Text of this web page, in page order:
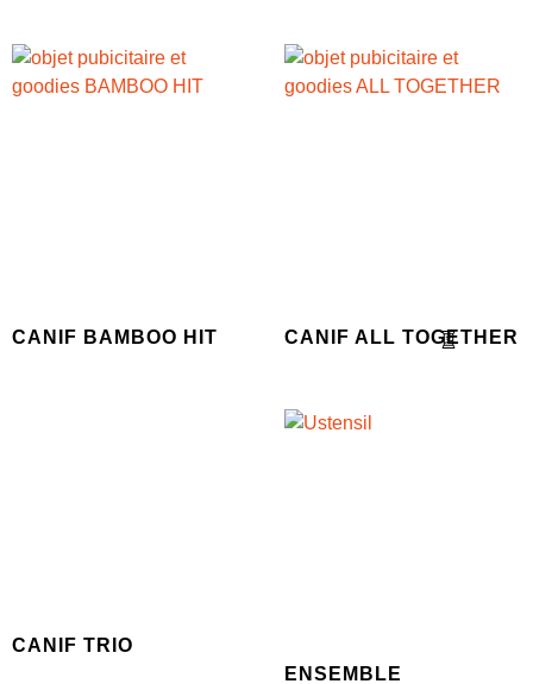
CANIF BAMBOO HIT CANIF ALL TOGETHER
CANIF TRIO
ENSEMBLE